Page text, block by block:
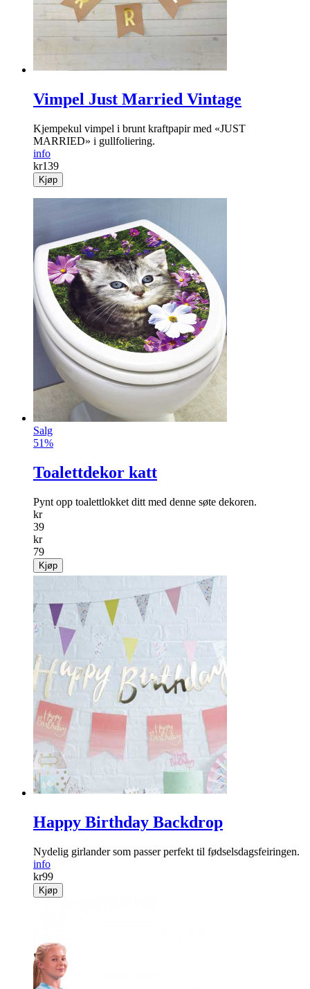
Vimpel Just Married Vintage
Kjempekul vimpel i brunt kraftpapir med «JUST
MARRIED» i gullfoliering.
info
kr139
Kjøp
Salg
51%
Toalettdekor katt
Pynt opp toalettlokket ditt med denne søte dekoren.
kr
39
kr
79
Kjøp
Happy Birthday Backdrop
Nydelig girlander som passer perfekt til fødselsdagsfeiringen.
info
kr99
Kjøp